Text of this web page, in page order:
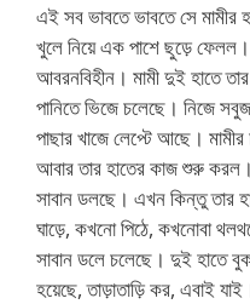
এই সব ভাবতে ভাবতে সে মামীর
খুলে নিয়ে এক পাশে ছুড়ে ফেলল।
আবরনবিহীন। মামী দুই হাতে
পানিতে ভিজে চলেছে। নিজে
পাছার খাজে লেপ্টে আছে।
আবার তার হাতের কাজ শুরু করল।
সাবান ডলছে। এখন কিন্তু তার
ঘাড়ে, কখনো পিঠে, কখনোবা
সাবান ডলে চলেছে। দুই হাতে
হয়েছে, তাড়াতাড়ি কর,